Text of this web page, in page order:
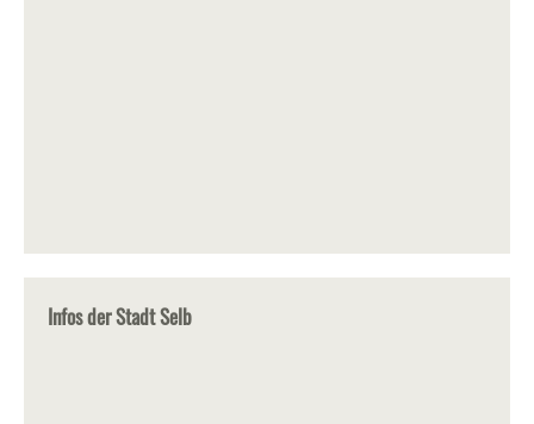
Infos der Stadt Selb